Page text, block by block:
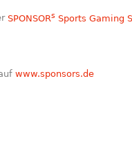
SPONSORs Sports Gaming
www.sponsors.de